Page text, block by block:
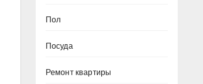
Пол
Посуда
Ремонт квартиры